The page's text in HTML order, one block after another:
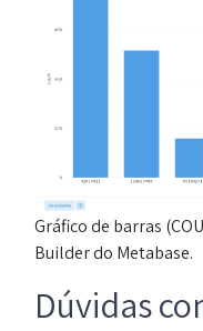
Gráfico de barras
Builder do Metabase.
Dúvidas